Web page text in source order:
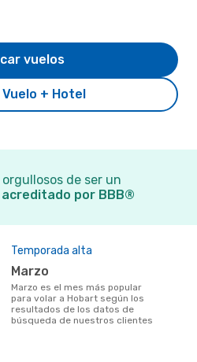
+ Hotel
vuelos
orgullosos de ser un
por BBB®
Temporada alta
marzo
marzo es el mes más popular
para volar a Hobart según los
resultados de los datos de
búsqueda de nuestros clientes